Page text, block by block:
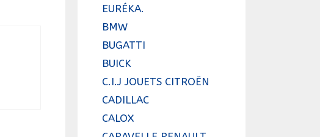
EURÉKA.
BMW
BUGATTI
BUICK
C.I.J JOUETS CITROËN
CADILLAC
CALOX